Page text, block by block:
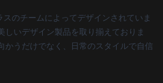
のチームによってデザインされていま
しいデザイン製品を取り揃えておりま
かうだけでなく、日常のスタイルで自信